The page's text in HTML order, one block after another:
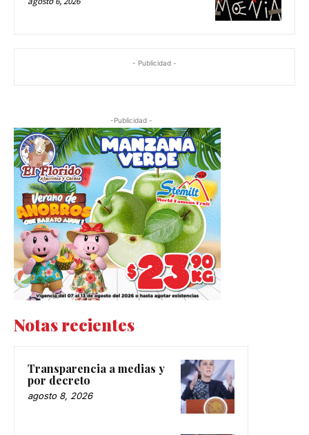
- Publicidad -
-Publicidad -
Notas recientes
Transparencia a medias y
por decreto
agosto 8, 2026